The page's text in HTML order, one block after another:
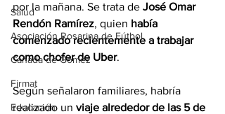
Salud
Asociación Rosarina de Fútbol
Cañada de Gómez
Firmat
Educación
por la mañana. Se trata de José Omar
Rendón Ramírez, quien había
comenzado recientemente a trabajar
como chofer de Uber.
Según señalaron familiares, habría
realizado un viaje alrededor de las 5 de